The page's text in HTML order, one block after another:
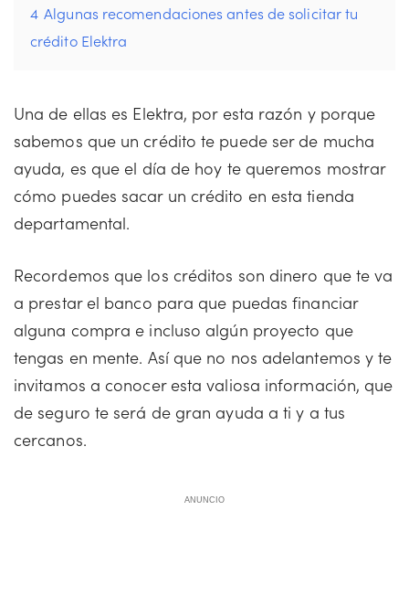
4 Algunas recomendaciones antes de solicitar tu
crédito Elektra
Una de ellas es Elektra, por esta razón y porque
sabemos que un crédito te puede ser de mucha
ayuda, es que el día de hoy te queremos mostrar
cómo puedes sacar un crédito en esta tienda
departamental.
Recordemos que los créditos son dinero que te va
a prestar el banco para que puedas financiar
alguna compra e incluso algún proyecto que
tengas en mente. Así que no nos adelantemos y te
invitamos a conocer esta valiosa información, que
de seguro te será de gran ayuda a ti y a tus
cercanos.
ANUNCIO